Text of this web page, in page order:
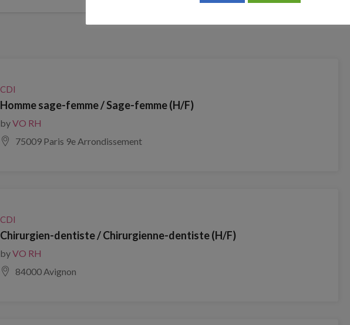
CDI
Homme sage-femme / Sage-femme (H/F)
byVO RH
75009 Paris 9e Arrondissement
CDI
Chirurgien-dentiste / Chirurgienne-dentiste (H/F)
byVO RH
84000 Avignon